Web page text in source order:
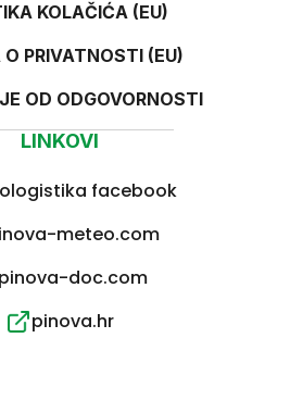
LINKOVI
facebook
meteo.com
pinova-doc.com
pinova.hr
KOLAČIĆA (EU)
PRIVATNOSTI (EU)
OD ODGOVORNOSTI